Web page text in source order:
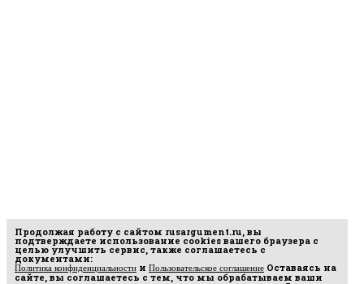
Продолжая работу с сайтом rusargument.ru, вы
подтверждаете использование cookies вашего браузера с
целью улучшить сервис, также соглашаетесь с
документами:
Политика конфиденциальности и Пользовательское соглашение Оставаясь на
сайте, вы соглашаетесь с тем, что мы обрабатываем ваши